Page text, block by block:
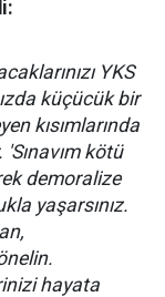
YKS
küçücük bir
kısımlarında
kötü
demoralize
yaşarsınız.
hayata